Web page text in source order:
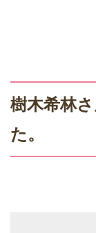
樹木希林
た。